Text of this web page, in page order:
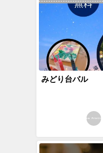
みどり台バル